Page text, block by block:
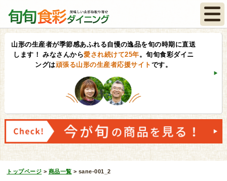
山形の生産者が季節感あふれる自慢の逸品を旬の時期に直送
します！ みなさんから愛され続けて25年。旬旬食彩ダイニ
ングは頑張る山形の生産者応援サイト です。
トップページ > 商品一覧 > sane-001_2